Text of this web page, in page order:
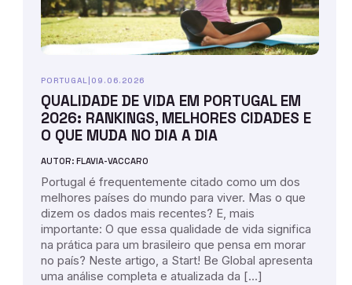
PORTUGAL| 09.06.2026
QUALIDADE DE VIDA EM PORTUGAL EM
2026: RANKINGS, MELHORES CIDADES E
O QUE MUDA NO DIA A DIA
AUTOR: FLAVIA-VACCARO
Portugal é frequentemente citado como um dos
melhores países do mundo para viver. Mas o que
dizem os dados mais recentes? E, mais
importante: O que essa qualidade de vida significa
na prática para um brasileiro que pensa em morar
no país? Neste artigo, a Start! Be Global apresenta
uma análise completa e atualizada da […]